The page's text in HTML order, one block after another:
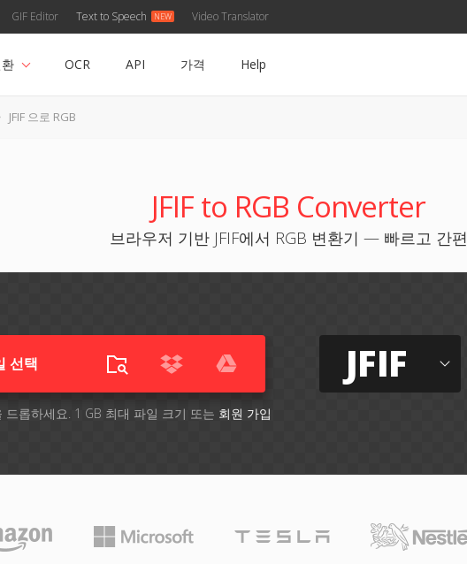
GIF Editor Text to Speech Video Translator
OCR API 가격 Help
JFIF 으로 RGB
JFIF to RGB Converter
브라우저 기반 JFIF에서 RGB 변환기 — 빠르고 간편
선택
드롭하세요. 1 GB 최대 파일 크기 또는 회원 가입
JFIF